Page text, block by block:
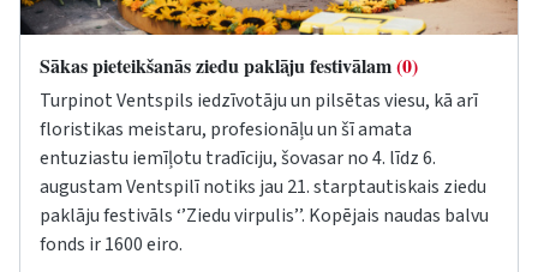
Sākas pieteikšanās ziedu paklāju festivālam(0)
Turpinot Ventspils iedzīvotāju un pilsētas viesu, kā arī
floristikas meistaru, profesionāļu un šī amata
entuziastu iemīļotu tradīciju, šovasar no 4. līdz 6.
augustam Ventspilī notiks jau 21. starptautiskais ziedu
paklāju festivāls ‘’Ziedu virpulis’’. Kopējais naudas balvu
fonds ir 1600 eiro.